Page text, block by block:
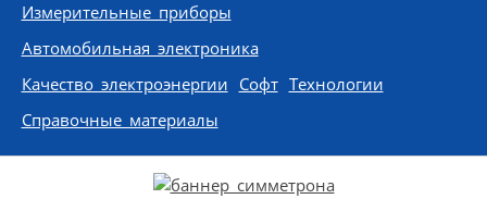
Измерительные приборы
Автомобильная электроника
Качество электроэнергии Софт Технологии
Справочные материалы